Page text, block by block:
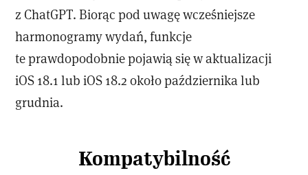
z ChatGPT. Biorąc pod uwagę wcześniejsze
harmonogramy wydań, funkcje
te prawdopodobnie pojawią się w aktualizacji
iOS 18.1 lub iOS 18.2 około października lub
grudnia.
Kompatybilność